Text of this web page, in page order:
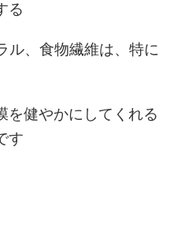
る
ル、食物繊維は、特に
を健やかにしてくれる
す